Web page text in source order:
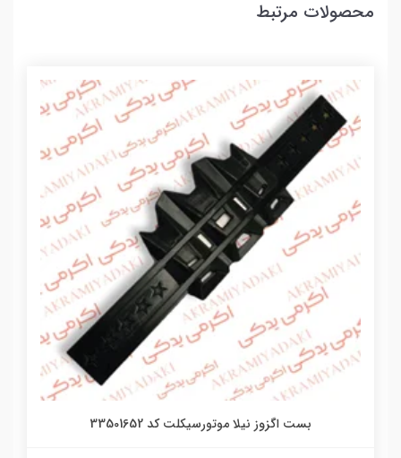
محصولات مرتبط
بست اگزوز نیلا موتورسیکلت کد 33501652